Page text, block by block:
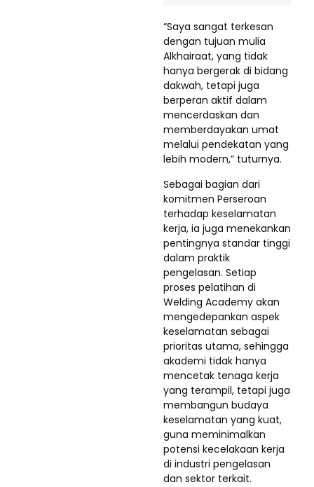
“Saya sangat terkesan
dengan tujuan mulia
Alkhairaat, yang tidak
hanya bergerak di bidang
dakwah, tetapi juga
berperan aktif dalam
mencerdaskan dan
memberdayakan umat
melalui pendekatan yang
lebih modern,” tuturnya.
Sebagai bagian dari
komitmen Perseroan
terhadap keselamatan
kerja, ia juga menekankan
pentingnya standar tinggi
dalam praktik
pengelasan. Setiap
proses pelatihan di
Welding Academy akan
mengedepankan aspek
keselamatan sebagai
prioritas utama, sehingga
akademi tidak hanya
mencetak tenaga kerja
yang terampil, tetapi juga
membangun budaya
keselamatan yang kuat,
guna meminimalkan
potensi kecelakaan kerja
di industri pengelasan
dan sektor terkait.